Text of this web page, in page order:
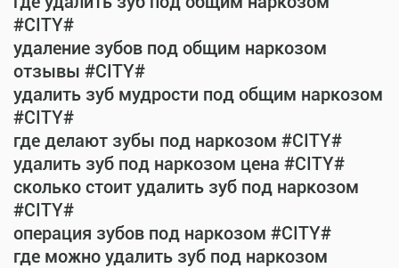
#CITY#
удаление зубов под общим наркозом
отзывы #CITY#
удалить зуб мудрости под общим наркозом
#CITY#
где делают зубы под наркозом #CITY#
удалить зуб под наркозом цена #CITY#
сколько стоит удалить зуб под наркозом
#CITY#
операция зубов под наркозом #CITY#
где можно удалить зуб под наркозом